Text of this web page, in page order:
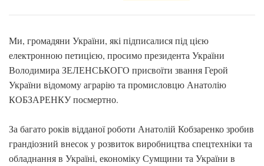
Ми, громадяни України, які підписалися під цією
електронною петицією, просимо президента України
Володимира ЗЕЛЕНСЬКОГО присвоїти звання Герой
України відомому аграрію та промисловцю Анатолію
КОБЗАРЕНКУ посмертно.
За багато років відданої роботи Анатолій Кобзаренко зробив
грандіозний внесок у розвиток виробництва спецтехніки та
обладнання в Україні, економіку Сумщини та України в